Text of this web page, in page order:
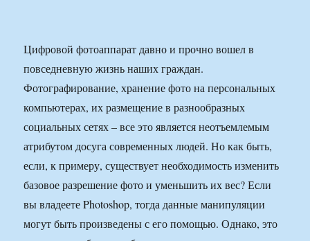
Цифровой фотоаппарат давно и прочно вошел в
повседневную жизнь наших граждан.
Фотографирование, хранение фото на персональных
компьютерах, их размещение в разнообразных
социальных сетях – все это является неотъемлемым
атрибутом досуга современных людей. Но как быть,
если, к примеру, существует необходимость изменить
базовое разрешение фото и уменьшить их вес? Если
вы владеете Photoshop, тогда данные манипуляции
могут быть произведены с его помощью. Однако, это